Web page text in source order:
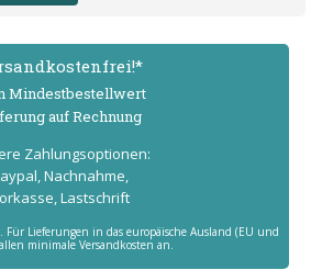
Mindest­bestell­wert
auf Rechnung
Zahlungs­optionen:
Nachnahme,
Lastschrift
Lieferungen in das europäische Ausland (EU und
minimale Versandkosten an.